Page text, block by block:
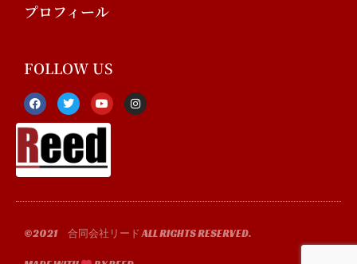
プロフィール
FOLLOW US
F
a
c
e
b
o
o
k
f
T
w
i
t
e
r
Y
o
u
t
e
I
n
s
©2021 合同会社リード ALL RIGHTS RESERVED.